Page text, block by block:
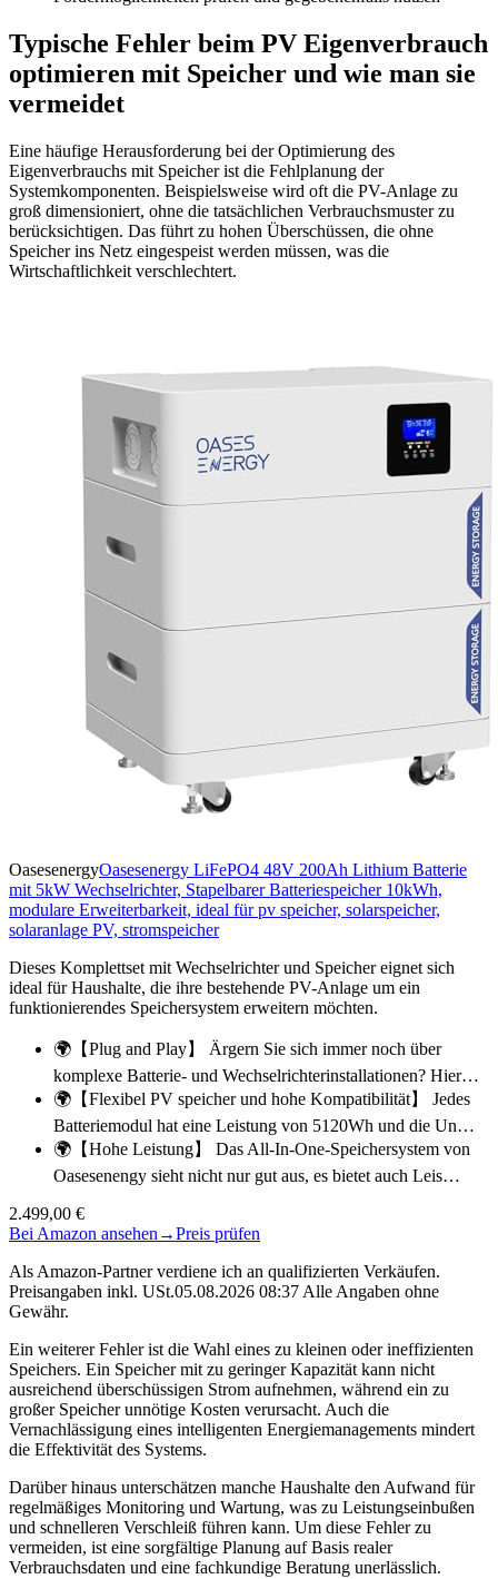
Typische Fehler beim PV Eigenverbrauch
optimieren mit Speicher und wie man sie
vermeidet
Eine häufige Herausforderung bei der Optimierung des
Eigenverbrauchs mit Speicher ist die Fehlplanung der
Systemkomponenten. Beispielsweise wird oft die PV-Anlage zu
groß dimensioniert, ohne die tatsächlichen Verbrauchsmuster zu
berücksichtigen. Das führt zu hohen Überschüssen, die ohne
Speicher ins Netz eingespeist werden müssen, was die
Wirtschaftlichkeit verschlechtert.
OasesenergyOasesenergy LiFePO4 48V 200Ah Lithium Batterie
mit 5kW Wechselrichter, Stapelbarer Batteriespeicher 10kWh,
modulare Erweiterbarkeit, ideal für pv speicher, solarspeicher,
solaranlage PV, stromspeicher
Dieses Komplettset mit Wechselrichter und Speicher eignet sich
ideal für Haushalte, die ihre bestehende PV-Anlage um ein
funktionierendes Speichersystem erweitern möchten.
🌍【Plug and Play】 Ärgern Sie sich immer noch über
komplexe Batterie- und Wechselrichterinstallationen? Hier…
🌍【Flexibel PV speicher und hohe Kompatibilität】 Jedes
Batteriemodul hat eine Leistung von 5120Wh und die Un…
🌍【Hohe Leistung】 Das All-In-One-Speichersystem von
Oasesenengy sieht nicht nur gut aus, es bietet auch Leis…
2.499,00 €
Bei Amazon ansehen →Preis prüfen
Als Amazon-Partner verdiene ich an qualifizierten Verkäufen.
Preisangaben inkl. USt.05.08.2026 08:37 Alle Angaben ohne
Gewähr.
Ein weiterer Fehler ist die Wahl eines zu kleinen oder ineffizienten
Speichers. Ein Speicher mit zu geringer Kapazität kann nicht
ausreichend überschüssigen Strom aufnehmen, während ein zu
großer Speicher unnötige Kosten verursacht. Auch die
Vernachlässigung eines intelligenten Energiemanagements mindert
die Effektivität des Systems.
Darüber hinaus unterschätzen manche Haushalte den Aufwand für
regelmäßiges Monitoring und Wartung, was zu Leistungseinbußen
und schnelleren Verschleiß führen kann. Um diese Fehler zu
vermeiden, ist eine sorgfältige Planung auf Basis realer
Verbrauchsdaten und eine fachkundige Beratung unerlässlich.